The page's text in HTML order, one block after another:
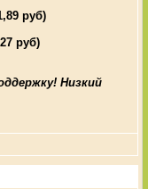
руб)
руб)
Низкий